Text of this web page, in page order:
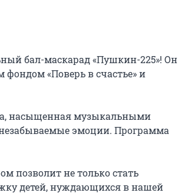
бал-маскарад «Пушкин-225»! Он
«Поверь в счастье» и
насыщенная музыкальными
эмоции. Программа
позволит не только стать
детей, нуждающихся в нашей